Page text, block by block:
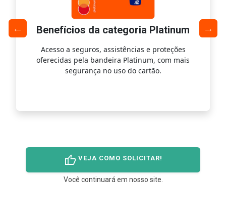
Benefícios da categoria Platinum
Acesso a seguros, assistências e proteções
oferecidas pela bandeira Platinum, com mais
segurança no uso do cartão.
thumb_up VEJA COMO SOLICITAR!
Você continuará em nosso site.